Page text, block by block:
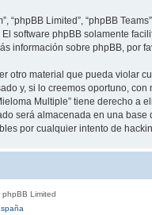
“phpBB Limited”, “phpBB
. El software phpBB solamente
información sobre phpBB, por
material que pueda violar
y, si lo creemos oportuno,
Multiple” tiene derecho a
será almacenada en una
por cualquier intento de
Limited